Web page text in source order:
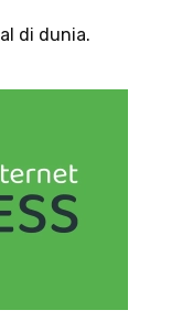
di dunia.